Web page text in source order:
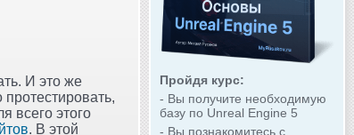
Пройдя курс:
- Вы получите необходимую
базу по Unreal Engine 5
- Вы познакомитесь с
И это же
протестировать,
всего этого
. В этой